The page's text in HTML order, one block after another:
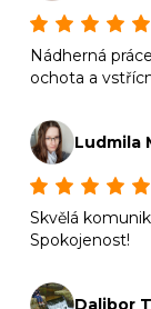
Nádherná
ochota a
Ludmila
Skvělá
Spokojenost!
Dalibor